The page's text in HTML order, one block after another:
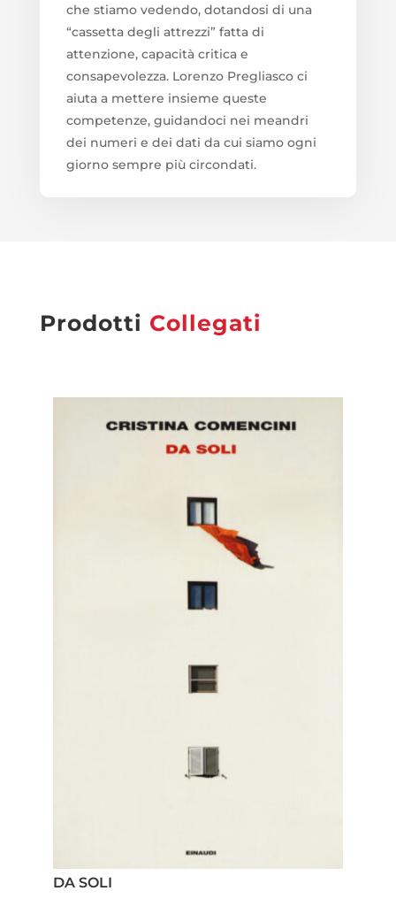
che stiamo vedendo, dotandosi di una
“cassetta degli attrezzi” fatta di
attenzione, capacità critica e
consapevolezza. Lorenzo Pregliasco ci
aiuta a mettere insieme queste
competenze, guidandoci nei meandri
dei numeri e dei dati da cui siamo ogni
giorno sempre più circondati.
Prodotti Collegati
DA SOLI